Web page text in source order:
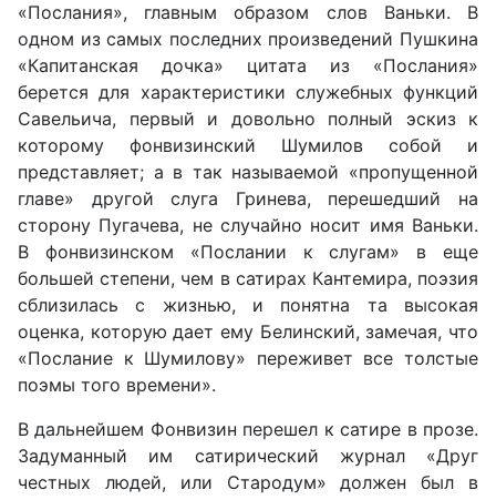
«Послания», главным образом слов Ваньки. В
одном из самых последних произведений Пушкина
«Капитанская дочка» цитата из «Послания»
берется для характеристики служебных функций
Савельича, первый и довольно полный эскиз к
которому фонвизинский Шумилов собой и
представляет; а в так называемой «пропущенной
главе» другой слуга Гринева, перешедший на
сторону Пугачева, не случайно носит имя Ваньки.
В фонвизинском «Послании к слугам» в еще
большей степени, чем в сатирах Кантемира, поэзия
сблизилась с жизнью, и понятна та высокая
оценка, которую дает ему Белинский, замечая, что
«Послание к Шумилову» переживет все толстые
поэмы того времени».
В дальнейшем Фонвизин перешел к сатире в прозе.
Задуманный им сатирический журнал «Друг
честных людей, или Стародум» должен был в